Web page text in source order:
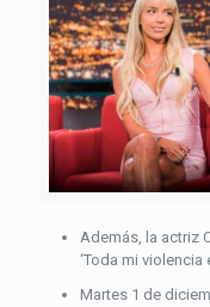
Además, la actriz
‘Toda mi violencia
Martes 1 de